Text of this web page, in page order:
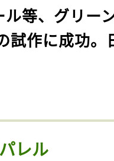
ル等、グリー
試作に成功。
レル